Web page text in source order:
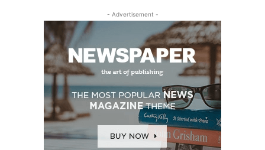
- Advertisement -